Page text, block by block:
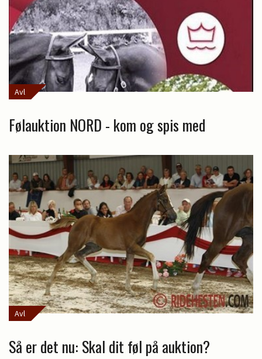
Avl
Følauktion NORD - kom og spis med
Avl
Så er det nu: Skal dit føl på auktion?